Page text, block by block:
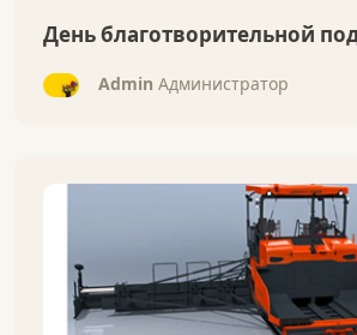
День благотворительной
Admin Администратор